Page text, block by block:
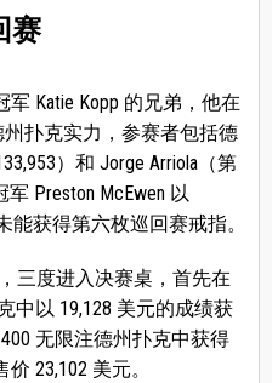
赛
军 Katie Kopp 的兄弟，他在
扑克实力，参赛者包括德
）和 Jorge Arriola（第
Preston McEwen 以
能获得第六枚巡回赛戒指。
三度进入决赛桌，首先在
中以 19,128 美元的成绩获
无限注德州扑克中获得
23,102 美元。